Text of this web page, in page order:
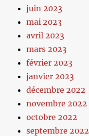
juin 2023
mai 2023
avril 2023
mars 2023
février 2023
janvier 2023
décembre 2022
novembre 2022
octobre 2022
septembre 2022